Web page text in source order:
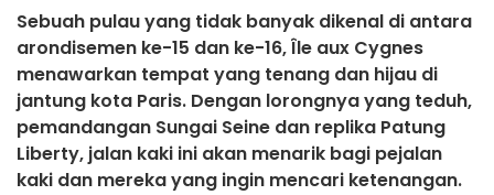
Sebuah pulau yang tidak banyak dikenal di antara
arondisemen ke-15 dan ke-16, Île aux Cygnes
menawarkan tempat yang tenang dan hijau di
jantung kota Paris. Dengan lorongnya yang teduh,
pemandangan Sungai Seine dan replika Patung
Liberty, jalan kaki ini akan menarik bagi pejalan
kaki dan mereka yang ingin mencari ketenangan.